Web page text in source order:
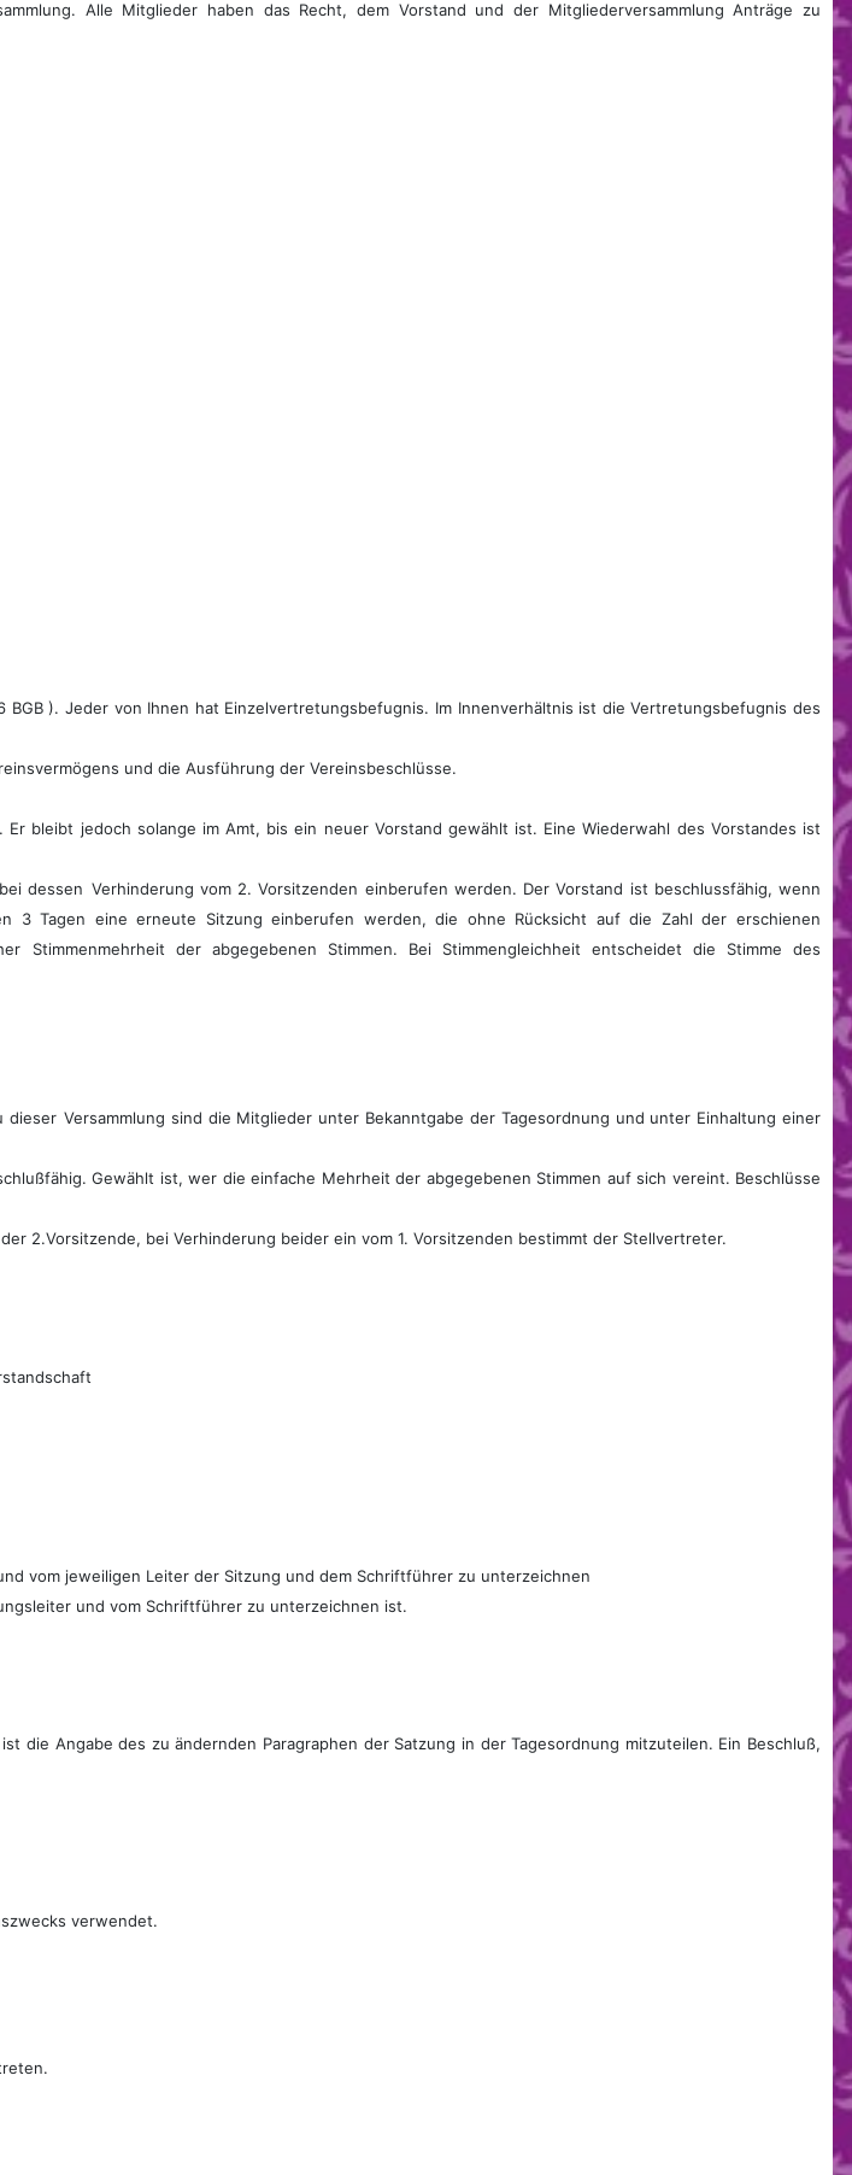
Alle Mitglieder haben das Recht, dem Vorstand und der Mitgliederversammlung Anträge zu
). Jeder von Ihnen hat Einzelvertretungsbefugnis. Im Innenverhältnis ist die Vertretungsbefugnis des
und die Ausführung der Vereinsbeschlüsse.
bleibt jedoch solange im Amt, bis ein neuer Vorstand gewählt ist. Eine Wiederwahl des Vorstandes ist
dessen Verhinderung vom 2. Vorsitzenden einberufen werden. Der Vorstand ist beschlussfähig, wenn
3 Tagen eine erneute Sitzung einberufen werden, die ohne Rücksicht auf die Zahl der erschienen
Stimmenmehrheit der abgegebenen Stimmen. Bei Stimmengleichheit entscheidet die Stimme des
dieser Versammlung sind die Mitglieder unter Bekanntgabe der Tagesordnung und unter Einhaltung einer
Gewählt ist, wer die einfache Mehrheit der abgegebenen Stimmen auf sich vereint. Beschlüsse
2.Vorsitzende, bei Verhinderung beider ein vom 1. Vorsitzenden bestimmt der Stellvertreter.
vom jeweiligen Leiter der Sitzung und dem Schriftführer zu unterzeichnen
und vom Schriftführer zu unterzeichnen ist.
die Angabe des zu ändernden Paragraphen der Satzung in der Tagesordnung mitzuteilen. Ein Beschluß,
verwendet.